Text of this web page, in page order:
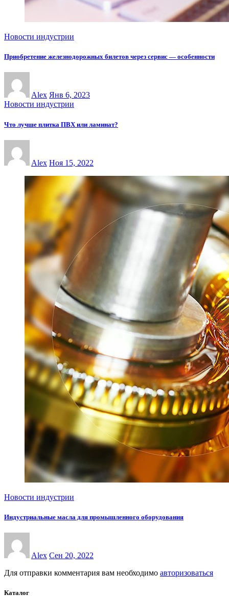
Новости индустрии
Приобретение железнодорожных билетов через сервис — особенности
Alex Янв 6, 2023
Новости индустрии
Что лучше плитка ПВХ или ламинат?
Alex Ноя 15, 2022
Новости индустрии
Индустриальные масла для промышленного оборудования
Alex Сен 20, 2022
Для отправки комментария вам необходимо авторизоваться
Каталог